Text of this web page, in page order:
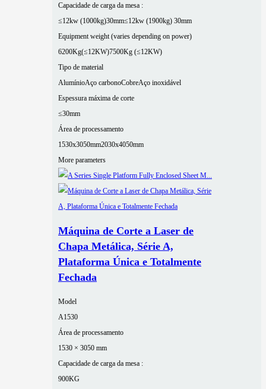
Capacidade de carga da mesa :
≤12kw (1000kg)30mm≤12kw (1900kg) 30mm
Equipment weight (varies depending on power)
6200Kg(≤12KW)7500Kg (≤12KW)
Tipo de material
AlumínioAço carbonoCobreAço inoxidável
Espessura máxima de corte
≤30mm
Área de processamento
1530x3050mm2030x4050mm
More parameters
Máquina de Corte a Laser de
Chapa Metálica, Série A,
Plataforma Única e Totalmente
Fechada
Model
A1530
Área de processamento
1530 × 3050 mm
Capacidade de carga da mesa :
900KG